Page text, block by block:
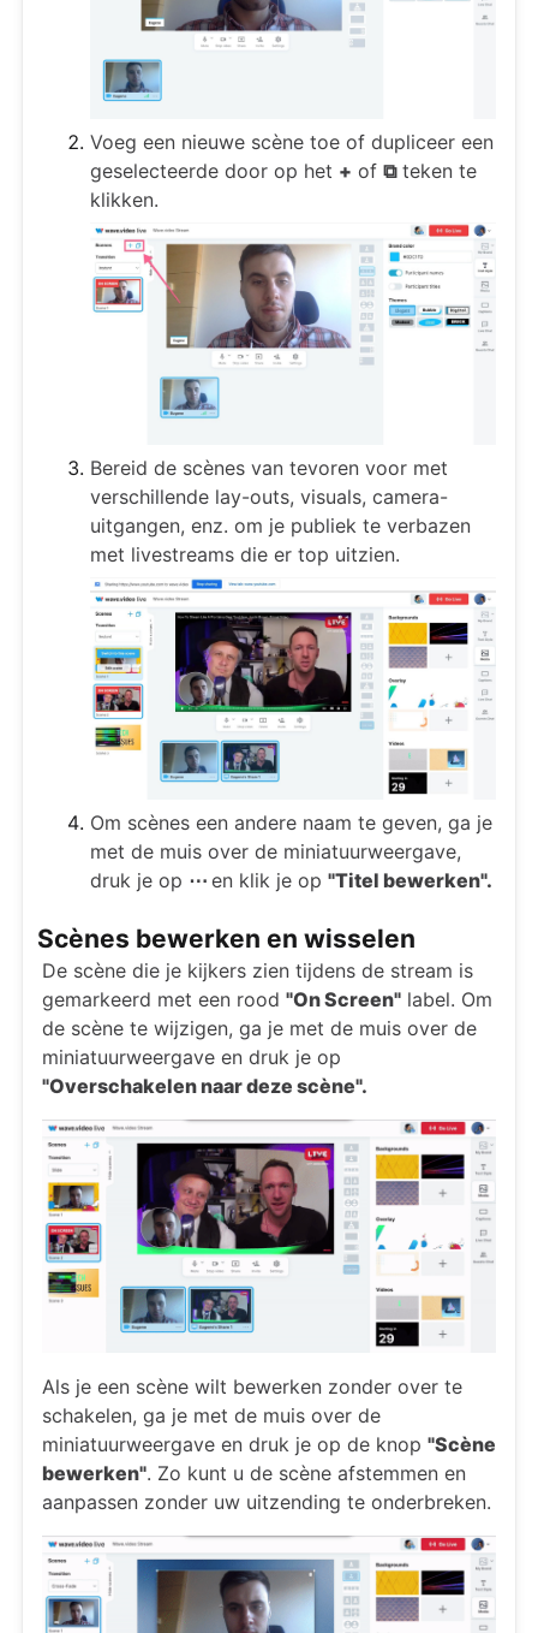
Voeg een nieuwe scène toe of dupliceer een
geselecteerde door op het + of ⧉teken te
klikken.
Bereid de scènes van tevoren voor met
verschillende lay-outs, visuals, camera-
uitgangen, enz. om je publiek te verbazen
met livestreams die er top uitzien.
Om scènes een andere naam te geven, ga je
met de muis over de miniatuurweergave,
druk je op ⋯ en klik je op "Titel bewerken".
Scènes bewerken en wisselen
De scène die je kijkers zien tijdens de stream is
gemarkeerd met een rood "On Screen" label. Om
de scène te wijzigen, ga je met de muis over de
miniatuurweergave en druk je op
"Overschakelen naar deze scène".
Als je een scène wilt bewerken zonder over te
schakelen, ga je met de muis over de
miniatuurweergave en druk je op de knop "Scène
bewerken". Zo kunt u de scène afstemmen en
aanpassen zonder uw uitzending te onderbreken.